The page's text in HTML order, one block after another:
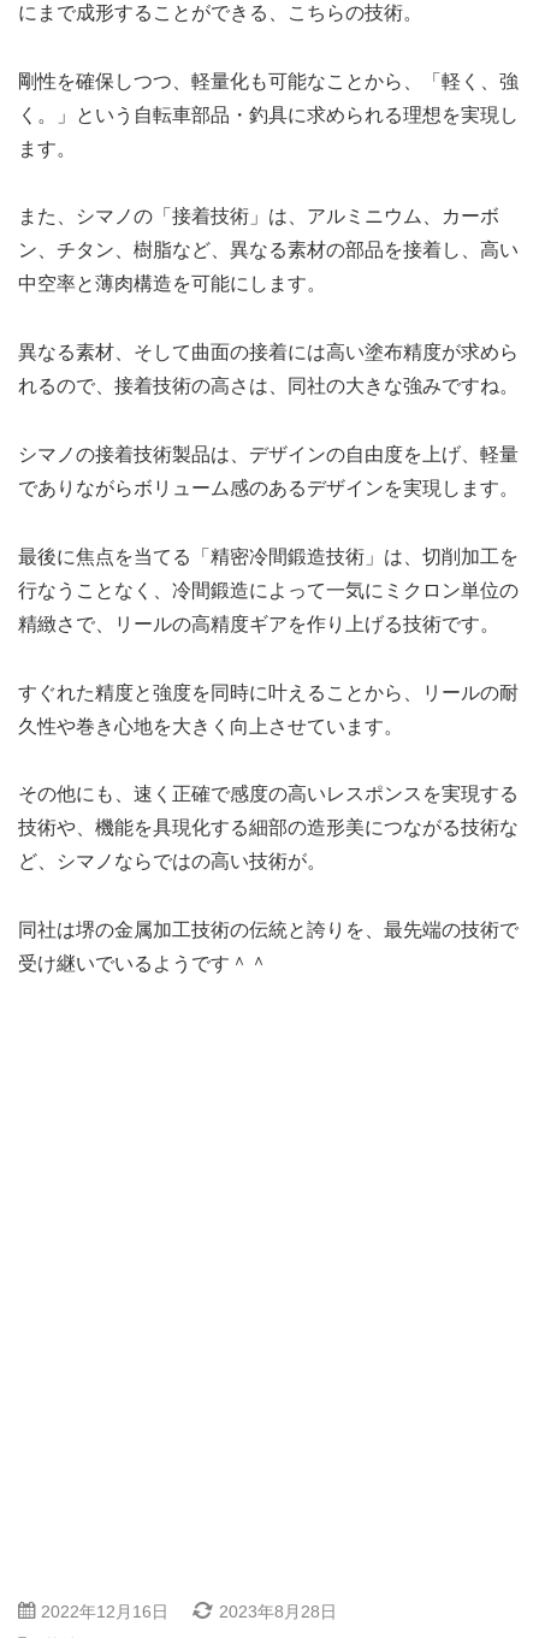
にまで成形することができる、こちらの技術。
剛性を確保しつつ、軽量化も可能なことから、「軽く、強
く。」という自転車部品・釣具に求められる理想を実現し
ます。
また、シマノの「接着技術」は、アルミニウム、カーボ
ン、チタン、樹脂など、異なる素材の部品を接着し、高い
中空率と薄肉構造を可能にします。
異なる素材、そして曲面の接着には高い塗布精度が求めら
れるので、接着技術の高さは、同社の大きな強みですね。
シマノの接着技術製品は、デザインの自由度を上げ、軽量
でありながらボリューム感のあるデザインを実現します。
最後に焦点を当てる「精密冷間鍛造技術」は、切削加工を
行なうことなく、冷間鍛造によって一気にミクロン単位の
精緻さで、リールの高精度ギアを作り上げる技術です。
すぐれた精度と強度を同時に叶えることから、リールの耐
久性や巻き心地を大きく向上させています。
その他にも、速く正確で感度の高いレスポンスを実現する
技術や、機能を具現化する細部の造形美につながる技術な
ど、シマノならではの高い技術が。
同社は堺の金属加工技術の伝統と誇りを、最先端の技術で
受け継いでいるようです＾＾
2022年12月16日 2023年8月28日